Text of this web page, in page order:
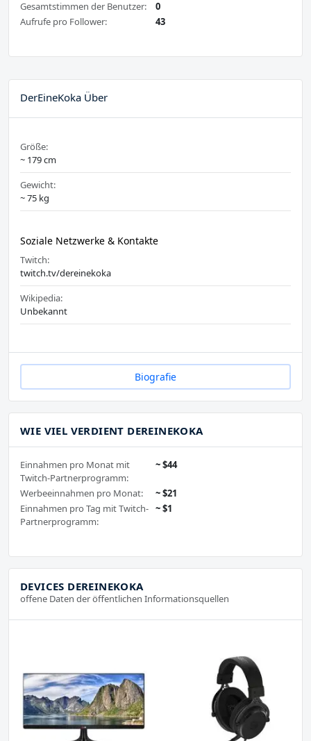
Gesamtstimmen der Benutzer:
0
Aufrufe pro Follower:
43
DerEineKoka Über
Größe:
~ 179 cm
Gewicht:
~ 75 kg
Soziale Netzwerke & Kontakte
Twitch:
twitch.tv/dereinekoka
Wikipedia:
Unbekannt
Biografie
WIE VIEL VERDIENT DEREINEKOKA
Einnahmen pro Monat mit
Twitch-Partnerprogramm:
~ $44
Werbeeinnahmen pro Monat:
~ $21
Einnahmen pro Tag mit Twitch-
Partnerprogramm:
~ $1
DEVICES DEREINEKOKA
offene Daten der öffentlichen Informationsquellen